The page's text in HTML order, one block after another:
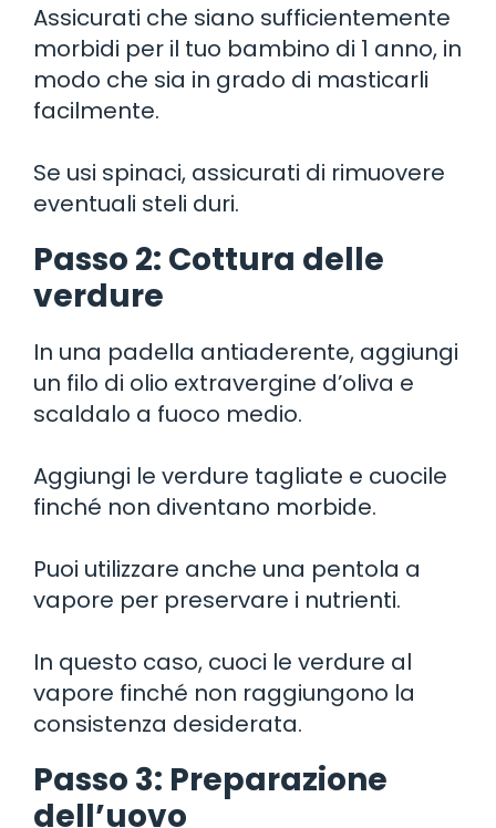
Assicurati che siano sufficientemente
morbidi per il tuo bambino di 1 anno, in
modo che sia in grado di masticarli
facilmente.
Se usi spinaci, assicurati di rimuovere
eventuali steli duri.
Passo 2: Cottura delle
verdure
In una padella antiaderente, aggiungi
un filo di olio extravergine d’oliva e
scaldalo a fuoco medio.
Aggiungi le verdure tagliate e cuocile
finché non diventano morbide.
Puoi utilizzare anche una pentola a
vapore per preservare i nutrienti.
In questo caso, cuoci le verdure al
vapore finché non raggiungono la
consistenza desiderata.
Passo 3: Preparazione
dell’uovo